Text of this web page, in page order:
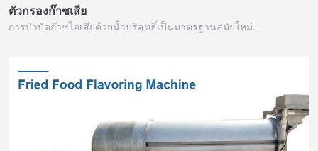
ตัวกรองก๊าซเสีย
การบำบัดก๊าซไอเสียด้วยน้ำบริสุทธิ์เป็นมาตรฐานสมัยใหม่…